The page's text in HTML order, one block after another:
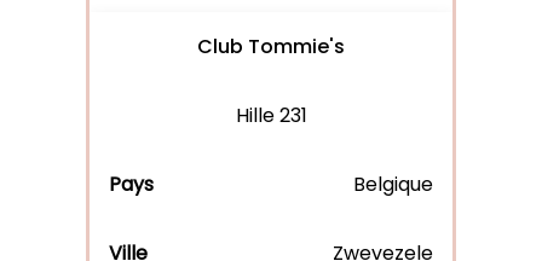
Club Tommie's
Hille 231
Belgique
Zwevezele